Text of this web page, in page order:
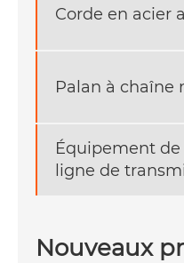
Corde en acier
Palan à chaîne
Équipement
ligne de
Nouveaux